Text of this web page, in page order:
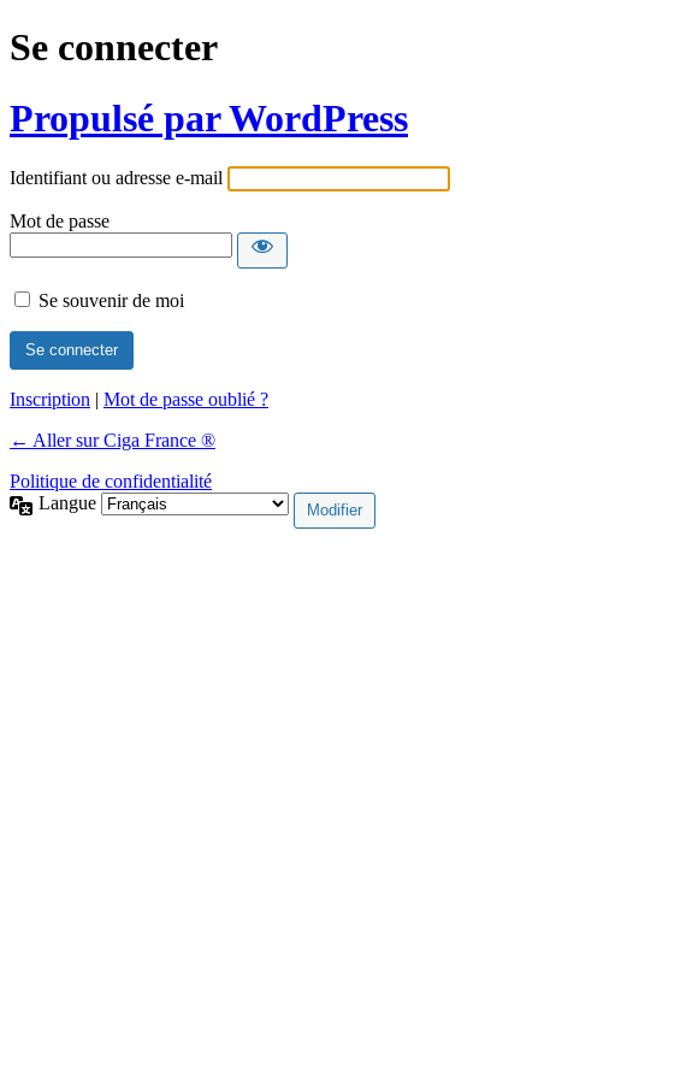
Se connecter
Propulsé par WordPress
Identifiant ou adresse e-mail
Mot de passe
Se souvenir de moi
Inscription | Mot de passe oublié ?
← Aller sur Ciga France ®
Politique de confidentialité
Langue